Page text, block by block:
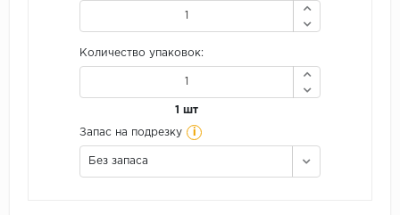
Количество упаковок:
1 шт
Запас на подрезку i
Без запаса